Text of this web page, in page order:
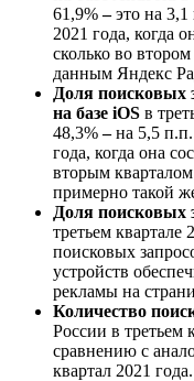
61,9%–это на 3,1
2021 года, когда
сколько во
данным Яндекс
Доля поисковых
на базе iOS в
48,3%–на 5,5 п.п.
года, когда она
вторым кварталом
примерно такой
Доля поисковых
третьем квартале
поисковых
устройств
рекламы на
Количество
России в третьем
сравнению с
квартал 2021 года.